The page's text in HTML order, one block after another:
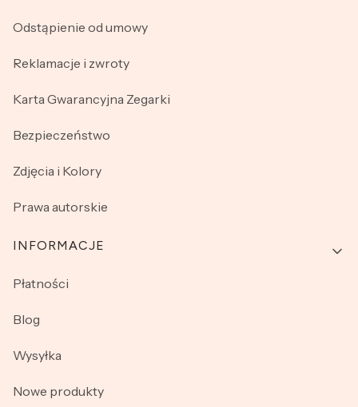
Odstąpienie od umowy
Reklamacje i zwroty
Karta Gwarancyjna Zegarki
Bezpieczeństwo
Zdjęcia i Kolory
Prawa autorskie
INFORMACJE
Płatności
Blog
Wysyłka
Nowe produkty